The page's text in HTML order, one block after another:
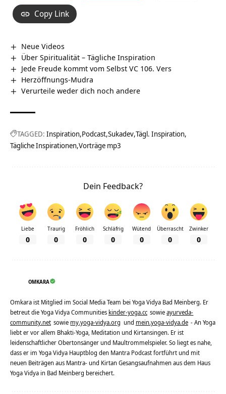
Copy Link
Neue Videos
Über Spiritualität – Tägliche Inspiration
Jede Freude kommt vom Selbst VC 106. Vers
Herzöffnungs-Mudra
Verurteile weder dich noch andere
TAGGED: Inspiration Podcast Sukadev Tägl. Inspiration
Tägliche Inspirationen Vorträge mp3
Dein Feedback?
Liebe
0
Traurig
0
Fröhlich
0
Schläfrig
0
Wütend
0
Überrascht
0
Zwinker
0
OMKARA
Omkara ist Mitglied im Social Media Team bei Yoga Vidya Bad Meinberg. Er
betreut die Yoga Vidya Communities kinder-yoga.cc sowieayurveda-
community.net sowie my.yoga-vidya.org und mein.yoga-vidya.de - An Yoga
liebt er vor allem Bhakti-Yoga, Meditation und Kirtansingen. Er ist
leidenschaftlicher Obertonsänger und Maultrommelspieler. So liegt es nahe,
dass er im Yoga Vidya Hauptblog den Mantra Podcast fortführt und mit
neuen Beiträgen aus Mantra- und Kirtan Gesangsaufnahmen aus dem Haus
Yoga Vidya in Bad Meinberg bereichert.